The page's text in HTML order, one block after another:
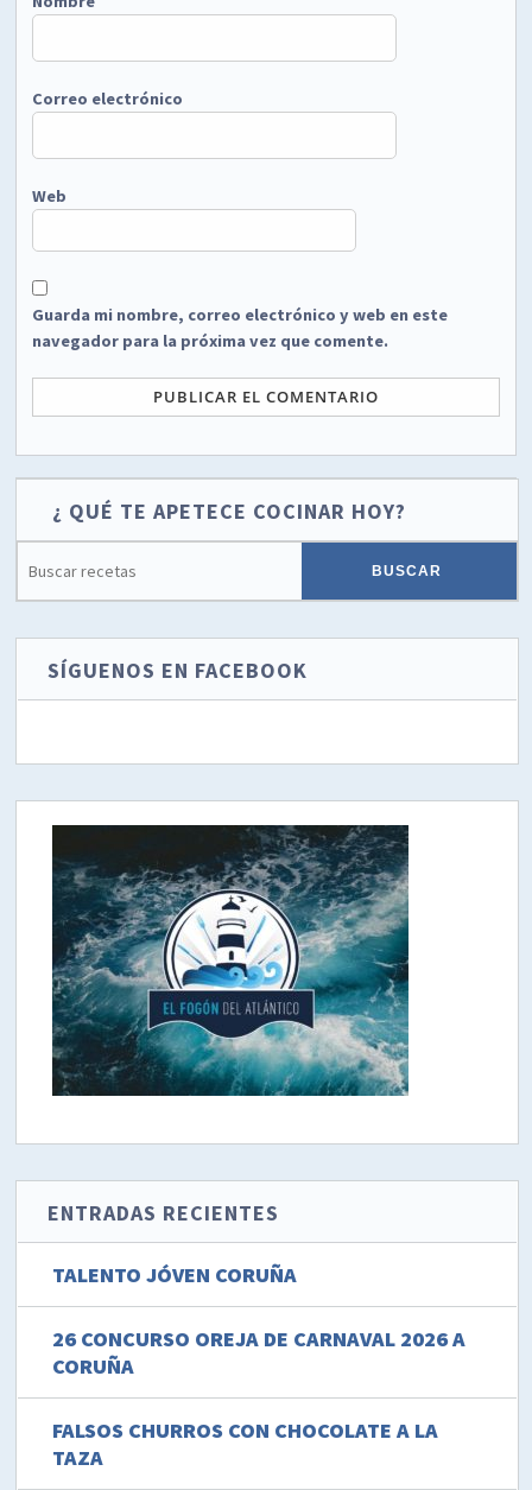
Correo electrónico
Web
Guarda mi nombre, correo electrónico y web en este
navegador para la próxima vez que comente.
¿ QUÉ TE APETECE COCINAR HOY?
SÍGUENOS EN FACEBOOK
ENTRADAS RECIENTES
TALENTO JÓVEN CORUÑA
26 CONCURSO OREJA DE CARNAVAL 2026 A
CORUÑA
FALSOS CHURROS CON CHOCOLATE A LA
TAZA